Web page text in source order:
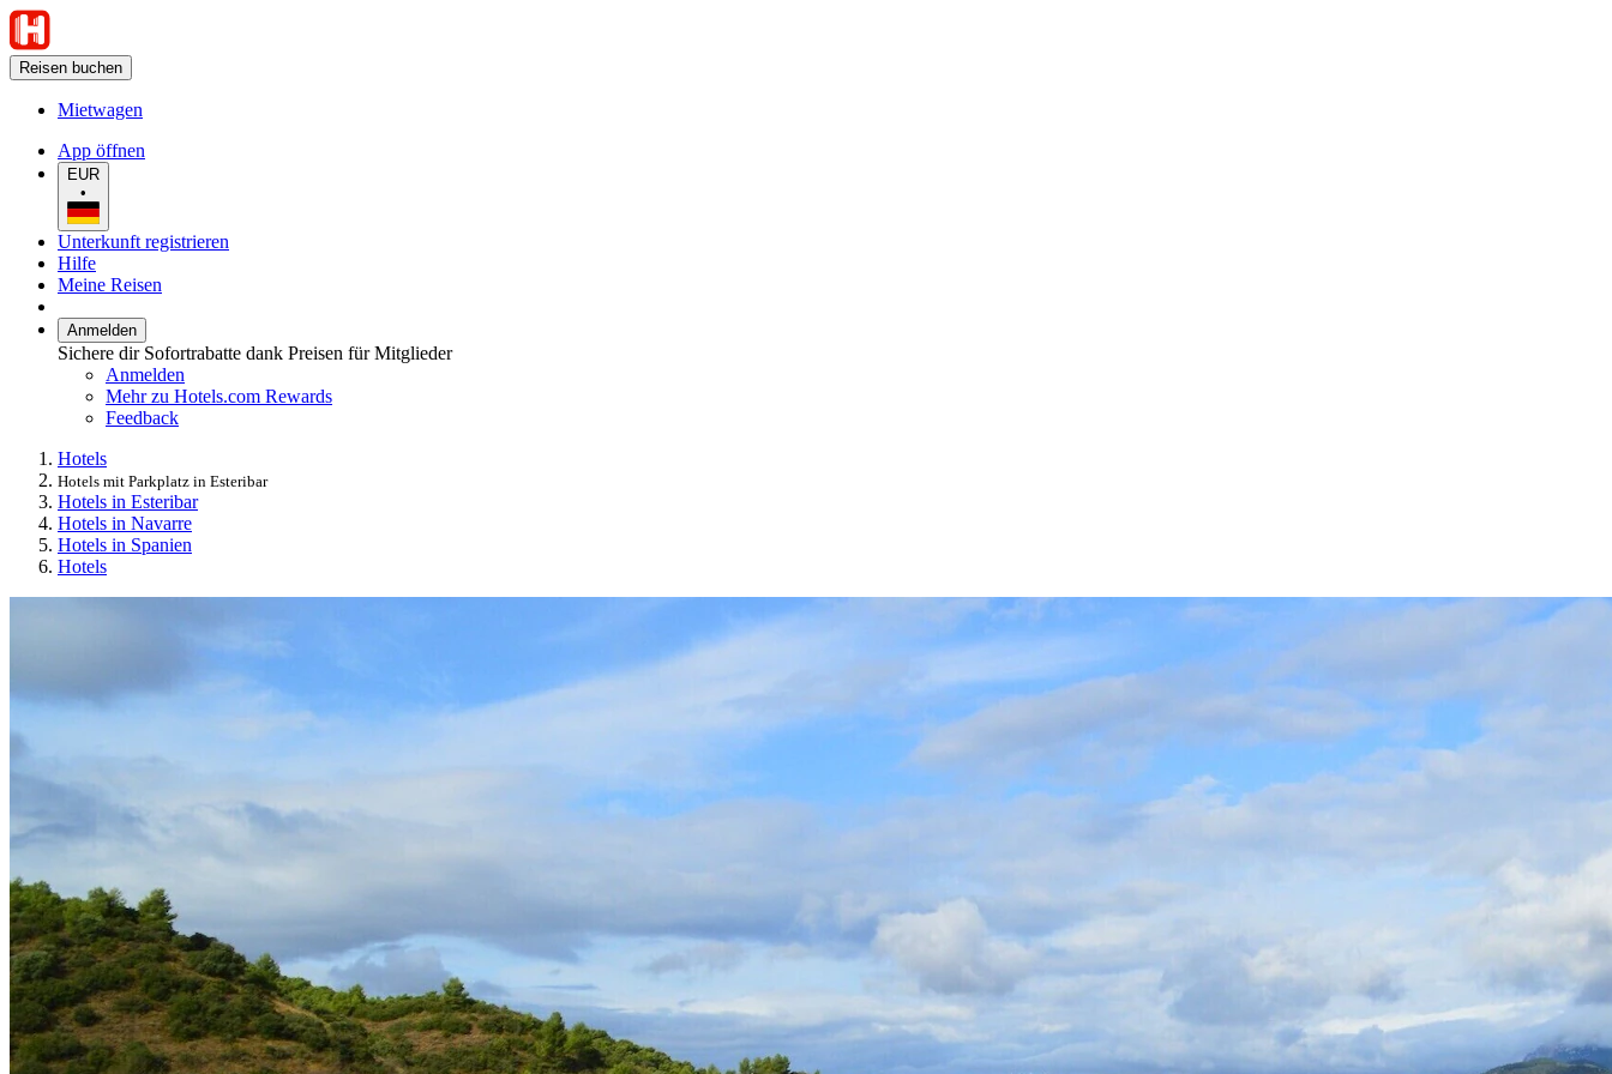
Reisen buchen
Mietwagen
App öffnen
EUR
•
Unterkunft registrieren
Hilfe
Meine Reisen
Anmelden
Sichere dir Sofortrabatte dank Preisen für Mitglieder
Anmelden
Mehr zu Hotels.com Rewards
Feedback
Hotels
Hotels mit Parkplatz in Esteribar
Hotels in Esteribar
Hotels in Navarre
Hotels in Spanien
Hotels